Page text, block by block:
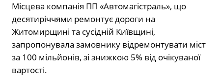
Місцева компанія ПП «Автомагістраль», що
десятиріччями ремонтує дороги на
Житомирщині та сусідній Київщині,
запропонувала замовнику відремонтувати міст
за 100 мільйонів, зі знижкою 5% від очікуваної
вартості.